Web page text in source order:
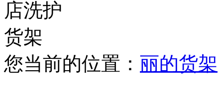
您当前的位置： 丽的货架